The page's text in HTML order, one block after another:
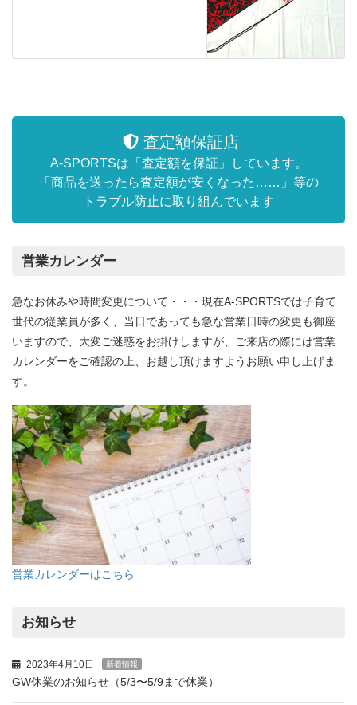
査定額保証店
A-SPORTSは「査定額を保証」しています。
「商品を送ったら査定額が安くなった……」等の
トラブル防止に取り組んでいます
営業カレンダー
急なお休みや時間変更について・・・現在A-SPORTSでは子育て
世代の従業員が多く、当日であっても急な営業日時の変更も御座
いますので、大変ご迷惑をお掛けしますが、ご来店の際には営業
カレンダーをご確認の上、お越し頂けますようお願い申し上げま
す。
営業カレンダーはこちら
お知らせ
2023年4月10日 新着情報
GW休業のお知らせ（5/3〜5/9まで休業）